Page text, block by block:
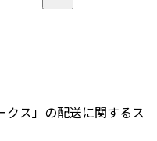
ス」の配送に関するス